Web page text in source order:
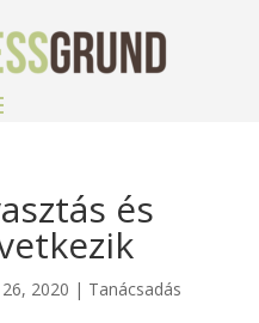
és
2020 | Tanácsadás